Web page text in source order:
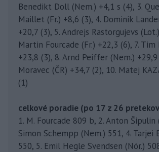
Benedikt Doll (Nem.) +4,1 s (4), 3.
Maillet (Fr.) +8,6 (3), 4. Dominik
+20,7 (3), 5. Andrejs Rastorgujevs
Martin Fourcade (Fr.) +22,3 (6), 7. Tim
+23,8 (3), 8. Arnd Peiffer (Nem.)
Moravec (ČR) +34,7 (2), 10. Matej
(1)
celkové poradie (po 17 z 26
1. M. Fourcade 809 b, 2. Anton Šipulin
Simon Schempp (Nem.) 551, 4. Tarjei
550, 5. Emil Hegle Svendsen (Nór.)